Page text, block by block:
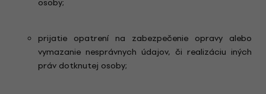
prijatie opatrení na zabezpečenie opravy alebo
vymazanie nesprávnych údajov, či realizáciu iných
práv dotknutej osoby;